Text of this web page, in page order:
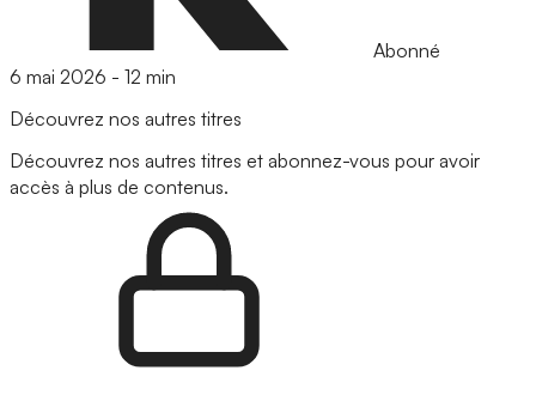
Abonné
6 mai 2026 - 12 min
Découvrez nos autres titres
Découvrez nos autres titres et abonnez-vous pour avoir
accès à plus de contenus.